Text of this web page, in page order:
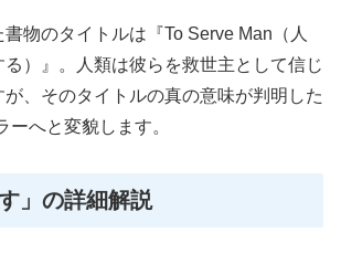
物のタイトルは『To Serve Man（人
）』。人類は彼らを救世主として信じ
が、そのタイトルの真の意味が判明した
ーへと変貌します。
」の詳細解説